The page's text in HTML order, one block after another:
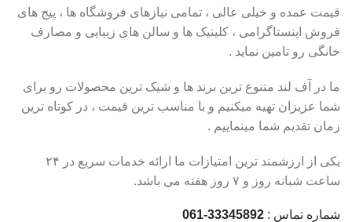
قیمت عمده و خیلی عالی ، تمامی نیازهای فروشگاه ها ، پیج های
فروش اینستاگرامی ، کلینیک ها و سالن های زیبایی و مصارف
خانگی رو تامین نماید .
ما در آف لند متنوع ترین برند ها و شیک ترین محصولات رو برای
شما عزیزان تهیه میکنیم و با مناسب ترین قیمت ، در کوتاه ترین
زمان تقدیم شما مینماییم .
یکی از ارزشمند ترین امتیازات ما ارائه خدمات سریع در ۲۴
ساعت شبانه روز و ۷ روز هفته می باشد.
شماره تماس : 33345892-061